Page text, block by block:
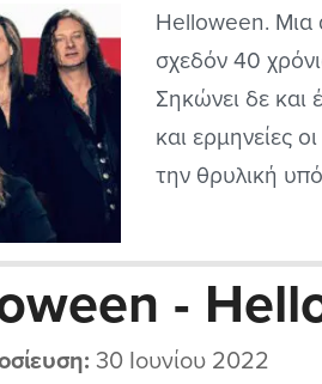
Helloween. Μια
σχεδόν 40
Σηκώνει δε
και ερμηνείες
την θρυλική
θυμίζει λίγο
Καίσαρα...
-
30 Ιουνίου 2022